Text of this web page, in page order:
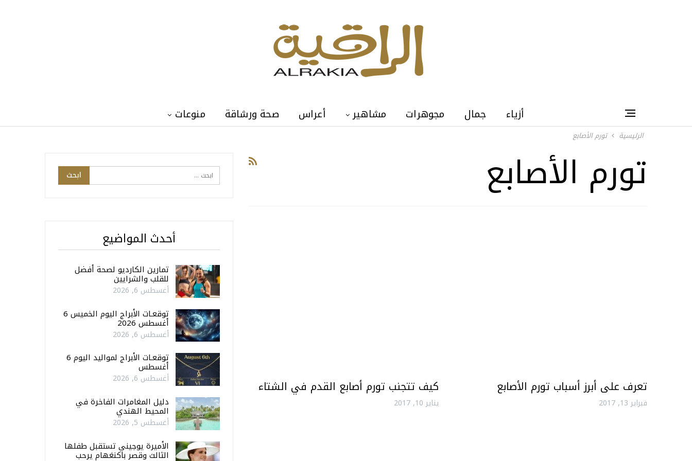
أزياء جمال مجوهرات مشاهير أعراس صحة ورشاقة منوعات
الرئيسية تورم الأصابع
تورم الأصابع
تعرف على أبرز أسباب تورم الأصابع
فبراير 13, 2017
كيف تتجنب تورم أصابع القدم في الشتاء
يناير 10, 2017
أحدث المواضيع
تمارين الكارديو لصحة أفضل
للقلب والشرايين
أغسطس 6, 2026
توقعـات الأبراج اليوم الخميس 6
أغسطس 2026
أغسطس 6, 2026
توقعـات الأبراج لمواليد اليوم 6
أغسطس
أغسطس 6, 2026
دليل المغامرات الفاخرة في
المحيط الهندي
أغسطس 5, 2026
الأميرة يوجيني تستقبل طفلها
الثالث وقصر باكنغهام يرحب